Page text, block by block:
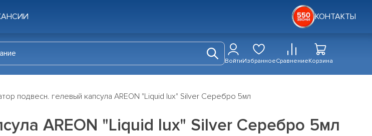
КОНТАКТЫ
ВойтиИзбранноеСравнениеКорзина
подвесн. гелевый капсула AREON "Liquid lux" Silver Серебро 5мл
AREON "Liquid lux" Silver Серебро 5мл